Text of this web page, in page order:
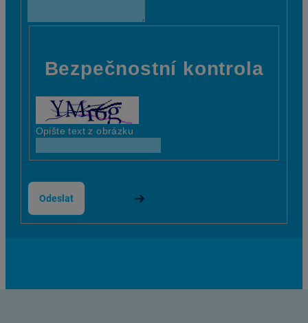
Bezpečnostní kontrola
Opište text z obrázku
Odeslat